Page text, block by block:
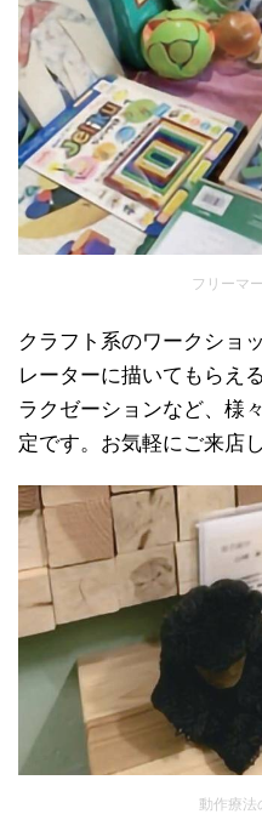
フリーマ
クラフト系のワークショ
レーターに描いてもらえ
ラクゼーションなど、様
定です。お気軽にご来店
動作療法